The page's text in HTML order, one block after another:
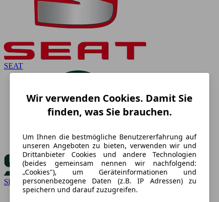
SEAT
Skoda
Wir verwenden Cookies. Damit Sie
finden, was Sie brauchen.
Um Ihnen die bestmögliche Benutzererfahrung auf
unseren Angeboten zu bieten, verwenden wir und
Drittanbieter Cookies und andere Technologien
(beides gemeinsam nennen wir nachfolgend:
„Cookies"), um Geräteinformationen und
personenbezogene Daten (z.B. IP Adressen) zu
speichern und darauf zuzugreifen.